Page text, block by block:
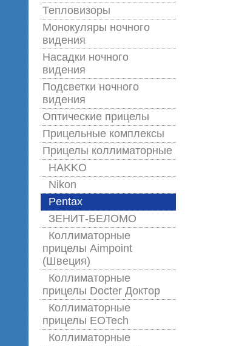
Тепловизоры
Монокуляры ночного
видения
Насадки ночного
видения
Подсветки ночного
видения
Оптические прицелы
Прицельные комплексы
Прицелы коллиматорные
HAKKO
Nikon
Pentax
ЗЕНИТ-БЕЛОМО
Коллиматорные
прицелы Aimpoint
(Швеция)
Коллиматорные
прицелы Docter Доктор
Коллиматорные
прицелы EOTech
Коллиматорные